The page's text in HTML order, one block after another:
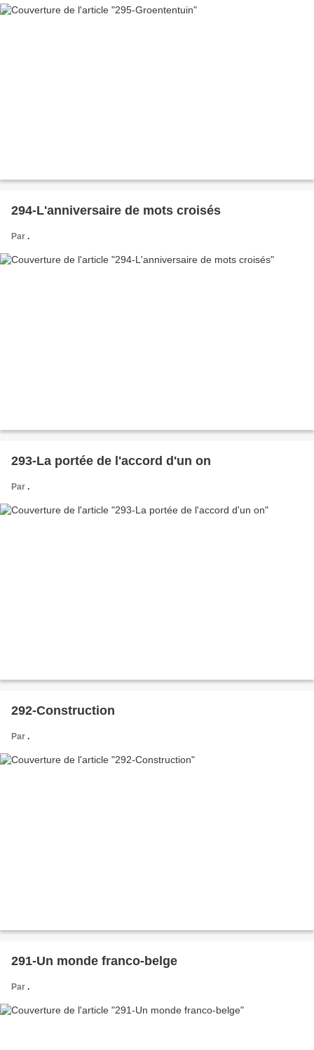
294-L'anniversaire de mots croisés
Par .
293-La portée de l'accord d'un on
Par .
292-Construction
Par .
291-Un monde franco-belge
Par .